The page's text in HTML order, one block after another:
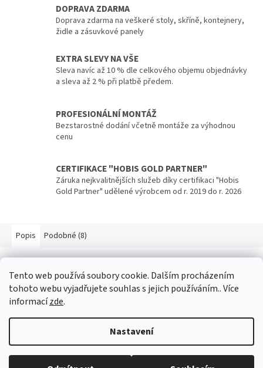
Tento web používá soubory cookie. Dalším procházením
tohoto webu vyjadřujete souhlas s jejich používáním.. Více
informacízde.
Nastavení
DOPRAVA ZDARMA
Doprava zdarma na veškeré stoly, skříně, kontejnery,
židle a zásuvkové panely
EXTRA SLEVY NA VŠE
Sleva navíc až 10 % dle celkového objemu objednávky
a sleva až 2 % při platbě předem.
PROFESIONÁLNÍ MONTÁŽ
Bezstarostné dodání včetně montáže za výhodnou
cenu
CERTIFIKACE "HOBIS GOLD PARTNER"
Záruka nejkvalitnějších služeb díky certifikaci "Hobis
Gold Partner" udělené výrobcem od r. 2019 do r. 2026
Popis Podobné (8)
Vytvořil Shoptet